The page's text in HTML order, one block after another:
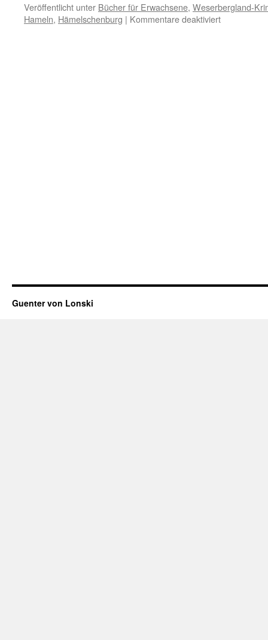
Veröffentlicht unter Bücher für Erwachsene, Weserbergland-
Hameln, Hämelschenburg | Kommentare deaktiviertfür
Guenter von Lonski